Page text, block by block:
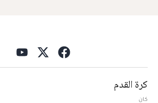
كرة القدم
كان